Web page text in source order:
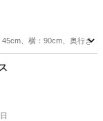
、横：90cm、奥行